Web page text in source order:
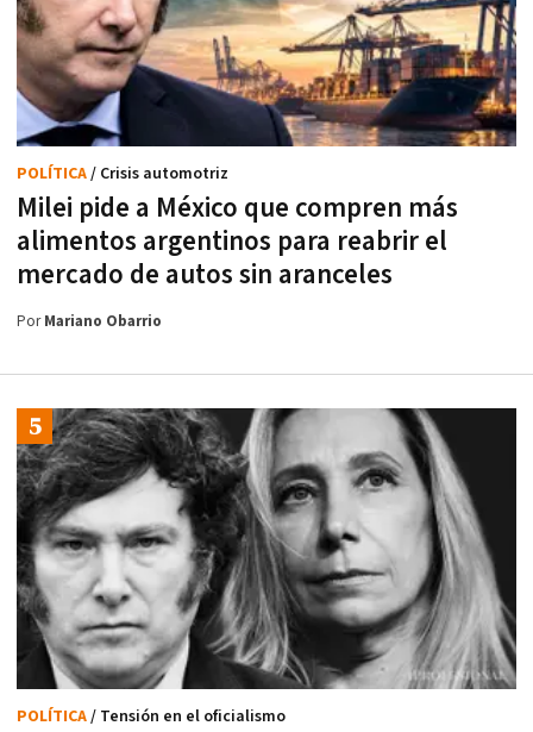
Milei pide a México que compren más
alimentos argentinos para reabrir el
mercado de autos sin aranceles
POLÍTICA/ Crisis automotriz
PorMariano Obarrio
POLÍTICA/ Tensión en el oficialismo